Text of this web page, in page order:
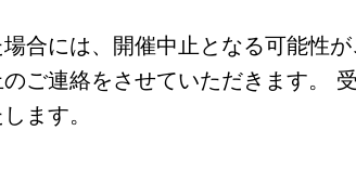
合には、開催中止となる可能性
ご連絡をさせていただきます。
ます。